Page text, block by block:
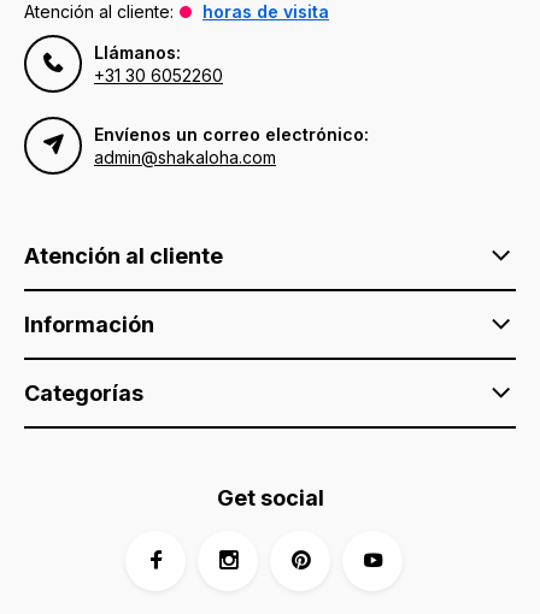
Atención al cliente:
horas de visita
Llámanos:
+31 30 6052260
Envíenos un correo electrónico:
admin@shakaloha.com
Atención al cliente
Información
Categorías
Get social